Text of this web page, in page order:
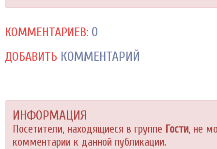
КОММЕНТАРИЕВ: 0
ДОБАВИТЬ КОММЕНТАРИЙ
ИНФОРМАЦИЯ
Посетители, находящиеся в группе Гости, не
комментарии к данной публикации.